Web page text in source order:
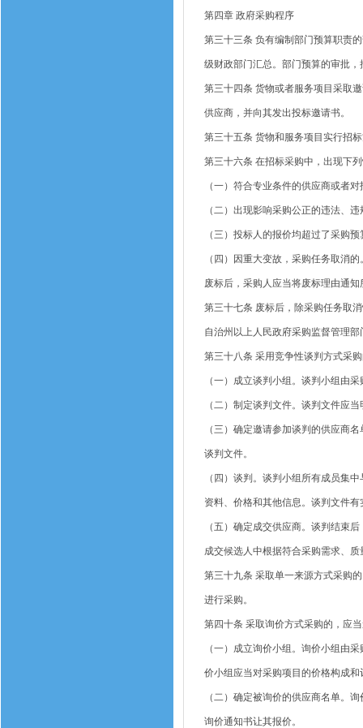
第四章 政府采购程序
第三十三条 负有编制部门预算职责
级财政部门汇总。部门预算的审批
第三十四条 货物或者服务项目采取
供应商，并向其发出投标邀请书。
第三十五条 货物和服务项目实行招
第三十六条 在招标采购中，出现下
（一）符合专业条件的供应商或者
（二）出现影响采购公正的违法、
（三）投标人的报价均超过了采购
（四）因重大变故，采购任务取消的
废标后，采购人应当将废标理由通知
第三十七条 废标后，除采购任务取
自治州以上人民政府采购监督管理
第三十八条 采用竞争性谈判方式采
（一）成立谈判小组。谈判小组由
（二）制定谈判文件。谈判文件应
（三）确定邀请参加谈判的供应商
谈判文件。
（四）谈判。谈判小组所有成员集
资料、价格和其他信息。谈判文件
（五）确定成交供应商。谈判结束
成交候选人中根据符合采购需求、
第三十九条 采取单一来源方式采购
进行采购。
第四十条 采取询价方式采购的，应
（一）成立询价小组。询价小组由
价小组应当对采购项目的价格构成
（二）确定被询价的供应商名单。
询价通知书让其报价。